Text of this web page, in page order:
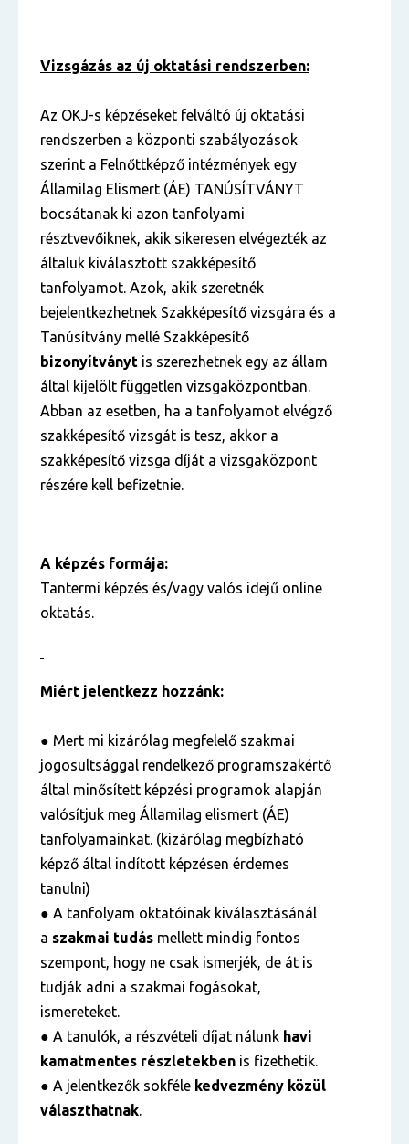
Vizsgázás az új oktatási rendszerben:
Az OKJ-s képzéseket felváltó új oktatási
rendszerben a központi szabályozások
szerint a Felnőttképző intézmények egy
Államilag Elismert (ÁE) TANÚSÍTVÁNYT
bocsátanak ki azon tanfolyami
résztvevőiknek, akik sikeresen elvégezték az
általuk kiválasztott szakképesítő
tanfolyamot. Azok, akik szeretnék
bejelentkezhetnek Szakképesítő vizsgára és a
Tanúsítvány mellé Szakképesítő
bizonyítványt is szerezhetnek egy az állam
által kijelölt független vizsgaközpontban.
Abban az esetben, ha a tanfolyamot elvégző
szakképesítő vizsgát is tesz, akkor a
szakképesítő vizsga díját a vizsgaközpont
részére kell befizetnie.
A képzés formája:
Tantermi képzés és/vagy valós idejű online
oktatás.
Miért jelentkezz hozzánk:
● Mert mi kizárólag megfelelő szakmai
jogosultsággal rendelkező programszakértő
által minősített képzési programok alapján
valósítjuk meg Államilag elismert (ÁE)
tanfolyamainkat. (kizárólag megbízható
képző által indított képzésen érdemes
tanulni)
● A tanfolyam oktatóinak kiválasztásánál
a szakmai tudás mellett mindig fontos
szempont, hogy ne csak ismerjék, de át is
tudják adni a szakmai fogásokat,
ismereteket.
● A tanulók, a részvételi díjat nálunk havi
kamatmentes részletekben is fizethetik.
● A jelentkezők sokféle kedvezmény közül
választhatnak.